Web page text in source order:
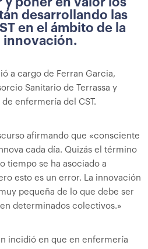
desarrollando las
en el ámbito de la
innovación.
a cargo de Ferran Garcia,
Sanitario de Terrassa y
enfermería del CST.
afirmando que «consciente
cada día. Quizás el término
tiempo se ha asociado a
esto es un error. La innovación
pequeña de lo que debe ser
determinados colectivos.»
incidió en que en enfermería